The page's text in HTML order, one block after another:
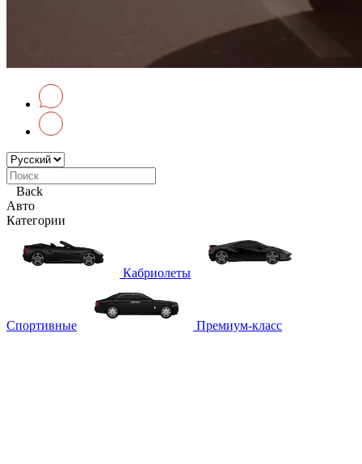
Back
Авто
Категории
Кабриолеты
Спортивные Премиум-класс